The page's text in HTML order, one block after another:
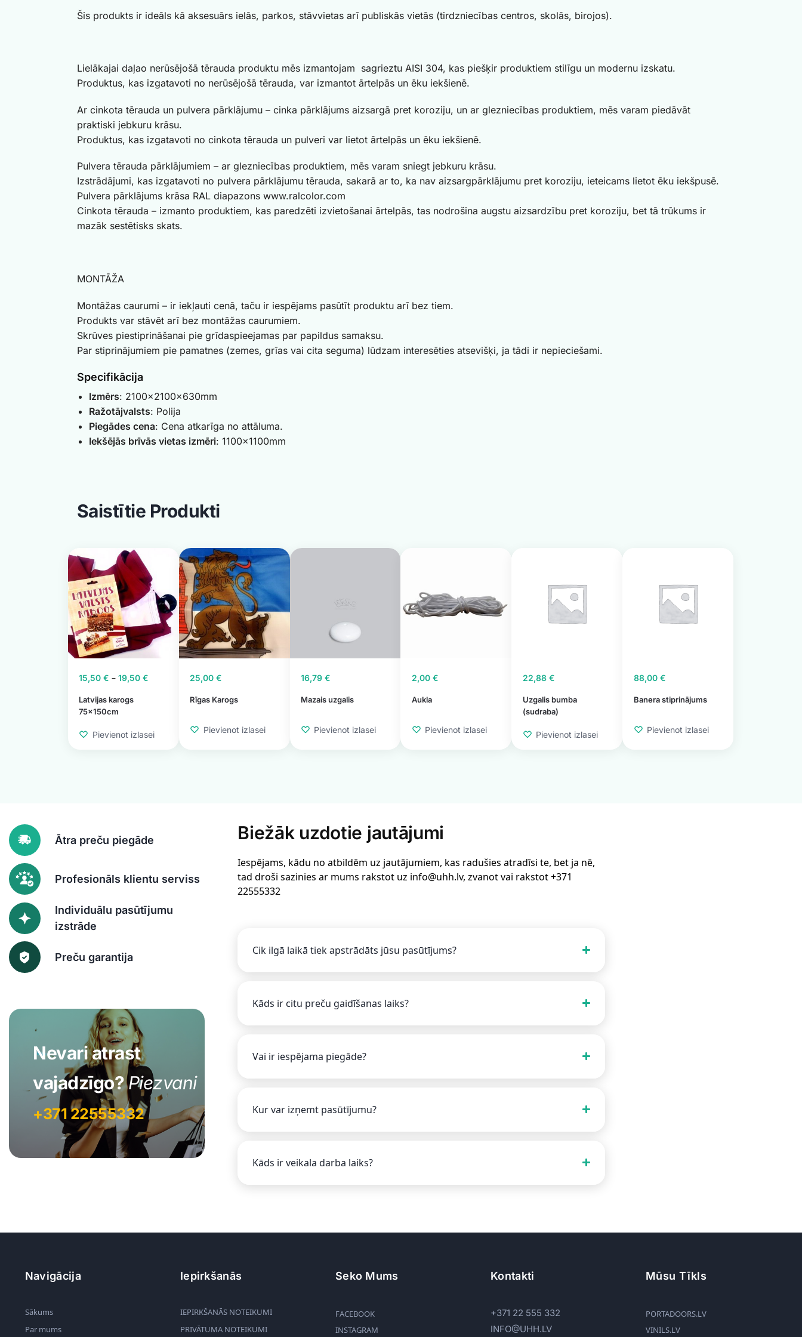
Šis produkts ir ideāls kā aksesuārs ielās, parkos, stāvvietas arī publiskās vietās (tirdzniecības centros, skolās, birojos).
Lielākajai daļao nerūsējošā tērauda produktu mēs izmantojam sagrieztu AISI 304, kas piešķir produktiem stilīgu un modernu izskatu.
Produktus, kas izgatavoti no nerūsējošā tērauda, ​​var izmantot ārtelpās un ēku iekšienē.
Ar cinkota tērauda un pulvera pārklājumu – cinka pārklājums aizsargā pret koroziju, un ar glezniecības produktiem, mēs varam piedāvāt
praktiski jebkuru krāsu.
Produktus, kas izgatavoti no cinkota tērauda un pulveri var lietot ārtelpās un ēku iekšienē.
Pulvera tērauda pārklājumiem – ar glezniecības produktiem, mēs varam sniegt jebkuru krāsu.
Izstrādājumi, kas izgatavoti no pulvera pārklājumu tērauda, ​​sakarā ar to, ka nav aizsargpārklājumu pret koroziju, ieteicams lietot ēku iekšpusē.
Pulvera pārklājums krāsa RAL diapazons www.ralcolor.com
Cinkota tērauda – izmanto produktiem, kas paredzēti izvietošanai ārtelpās, tas nodrošina augstu aizsardzību pret koroziju, bet tā trūkums ir
mazāk sestētisks skats.
MONTĀŽA
Montāžas caurumi – ir iekļauti cenā, taču ir iespējams pasūtīt produktu arī bez tiem.
Produkts var stāvēt arī bez montāžas caurumiem.
Skrūves piestiprināšanai pie grīdaspieejamas par papildus samaksu.
Par stiprinājumiem pie pamatnes (zemes, grīas vai cita seguma) lūdzam interesēties atsevišķi, ja tādi ir nepieciešami.
Specifikācija
Izmērs: 2100x2100x630mm
Ražotājvalsts: Polija
Piegādes cena: Cena atkarīga no attāluma.
Iekšējās brīvās vietas izmēri: 1100x1100mm
Saistītie Produkti
Latvijas karogs
75x150cm
15,50€ – 19,50€
Pievienot izlasei
Rīgas Karogs
25,00€
Pievienot izlasei
Mazais uzgalis
16,79€
Pievienot izlasei
Aukla
2,00 €
Pievienot izlasei
Uzgalis bumba
(sudraba)
22,88 €
Pievienot izlasei
Banera stiprinājums
88,00 €
Pievienot izlasei
Ātra preču piegāde
Profesionāls klientu serviss
Individuālu pasūtījumu
izstrāde
Preču garantija
Nevari atrast
vajadzīgo?Piezvani
+371 22555332
Biežāk uzdotie jautājumi
Iespējams, kādu no atbildēm uz jautājumiem, kas radušies atradīsi te, bet ja nē,
tad droši sazinies ar mums rakstot uz info@uhh.lv, zvanot vai rakstot +371
22555332
Cik ilgā laikā tiek apstrādāts jūsu pasūtījums?
Kāds ir citu preču gaidīšanas laiks?
Vai ir iespējama piegāde?
Kur var izņemt pasūtījumu?
Kāds ir veikala darba laiks?
Navigācija
Sākums
Par mums
Iepirkšanās
IEPIRKŠANĀS NOTEIKUMI
PRIVĀTUMA NOTEIKUMI
Seko Mums
FACEBOOK
INSTAGRAM
Kontakti
+371 22 555 332
INFO@UHH.LV
Mūsu Tīkls
PORTADOORS.LV
VINILS.LV